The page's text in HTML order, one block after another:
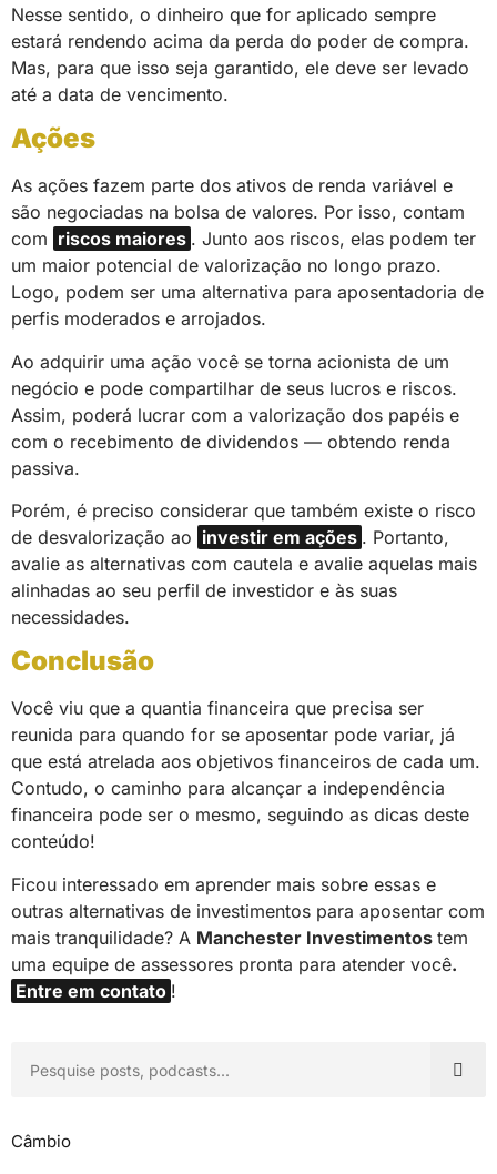
Nesse sentido, o dinheiro que for aplicado sempre
estará rendendo acima da perda do poder de compra.
Mas, para que isso seja garantido, ele deve ser levado
até a data de vencimento.
Ações
As ações fazem parte dos ativos de renda variável e
são negociadas na bolsa de valores. Por isso, contam
com riscos maiores . Junto aos riscos, elas podem ter
um maior potencial de valorização no longo prazo.
Logo, podem ser uma alternativa para aposentadoria de
perfis moderados e arrojados.
Ao adquirir uma ação você se torna acionista de um
negócio e pode compartilhar de seus lucros e riscos.
Assim, poderá lucrar com a valorização dos papéis e
com o recebimento de dividendos — obtendo renda
passiva.
Porém, é preciso considerar que também existe o risco
de desvalorização ao investir em ações . Portanto,
avalie as alternativas com cautela e avalie aquelas mais
alinhadas ao seu perfil de investidor e às suas
necessidades.
Conclusão
Você viu que a quantia financeira que precisa ser
reunida para quando for se aposentar pode variar, já
que está atrelada aos objetivos financeiros de cada um.
Contudo, o caminho para alcançar a independência
financeira pode ser o mesmo, seguindo as dicas deste
conteúdo!
Ficou interessado em aprender mais sobre essas e
outras alternativas de investimentos para aposentar com
mais tranquilidade? A Manchester Investimentos tem
uma equipe de assessores pronta para atender você.
Entre em contato !
Câmbio